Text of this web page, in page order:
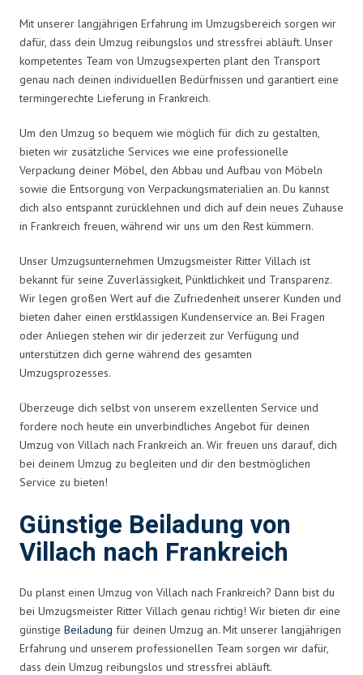
Mit unserer langjährigen Erfahrung im Umzugsbereich sorgen wir
dafür, dass dein Umzug reibungslos und stressfrei abläuft. Unser
kompetentes Team von Umzugsexperten plant den Transport
genau nach deinen individuellen Bedürfnissen und garantiert eine
termingerechte Lieferung in Frankreich.
Um den Umzug so bequem wie möglich für dich zu gestalten,
bieten wir zusätzliche Services wie eine professionelle
Verpackung deiner Möbel, den Abbau und Aufbau von Möbeln
sowie die Entsorgung von Verpackungsmaterialien an. Du kannst
dich also entspannt zurücklehnen und dich auf dein neues Zuhause
in Frankreich freuen, während wir uns um den Rest kümmern.
Unser Umzugsunternehmen Umzugsmeister Ritter Villach ist
bekannt für seine Zuverlässigkeit, Pünktlichkeit und Transparenz.
Wir legen großen Wert auf die Zufriedenheit unserer Kunden und
bieten daher einen erstklassigen Kundenservice an. Bei Fragen
oder Anliegen stehen wir dir jederzeit zur Verfügung und
unterstützen dich gerne während des gesamten
Umzugsprozesses.
Überzeuge dich selbst von unserem exzellenten Service und
fordere noch heute ein unverbindliches Angebot für deinen
Umzug von Villach nach Frankreich an. Wir freuen uns darauf, dich
bei deinem Umzug zu begleiten und dir den bestmöglichen
Service zu bieten!
Günstige Beiladung von
Villach nach Frankreich
Du planst einen Umzug von Villach nach Frankreich? Dann bist du
bei Umzugsmeister Ritter Villach genau richtig! Wir bieten dir eine
günstige Beiladung für deinen Umzug an. Mit unserer langjährigen
Erfahrung und unserem professionellen Team sorgen wir dafür,
dass dein Umzug reibungslos und stressfrei abläuft.